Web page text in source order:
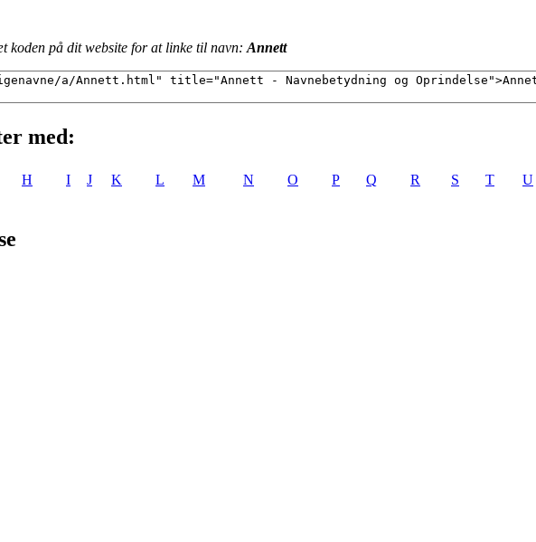
koden på dit website for at linke til navn: Annett
med:
H I J K L M N O P Q R S T U